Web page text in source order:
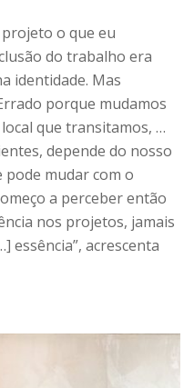
projeto o que eu
do trabalho era
identidade. Mas
porque mudamos
que transitamos, …
depende do nosso
mudar com o
a perceber então
nos projetos, jamais
essência”, acrescenta